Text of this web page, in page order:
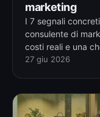
marketing
I 7 segnali
consulente di
costi reali e una
27 giu 2026